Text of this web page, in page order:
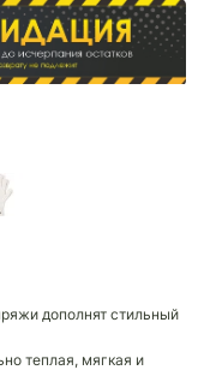
дополнят стильный
теплая, мягкая и